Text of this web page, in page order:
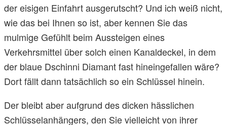
der eisigen Einfahrt ausgerutscht? Und ich weiß nicht,
wie das bei Ihnen so ist, aber kennen Sie das
mulmige Gefühlt beim Aussteigen eines
Verkehrsmittel über solch einen Kanaldeckel, in dem
der blaue Dschinni Diamant fast hineingefallen wäre?
Dort fällt dann tatsächlich so ein Schlüssel hinein.
Der bleibt aber aufgrund des dicken hässlichen
Schlüsselanhängers, den Sie vielleicht von ihrer